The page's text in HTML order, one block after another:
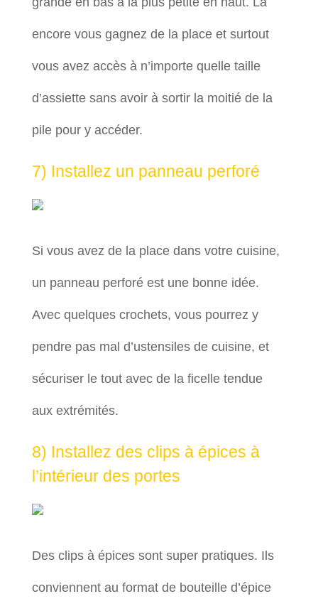
encore vous gagnez de la place et surtout
vous avez accès à n’importe quelle taille
d’assiette sans avoir à sortir la moitié de la
pile pour y accéder.
7) Installez un panneau perforé
Si vous avez de la place dans votre cuisine,
un panneau perforé est une bonne idée.
Avec quelques crochets, vous pourrez y
pendre pas mal d’ustensiles de cuisine, et
sécuriser le tout avec de la ficelle tendue
aux extrémités.
8) Installez des clips à épices à
l’intérieur des portes
Des clips à épices sont super pratiques. Ils
conviennent au format de bouteille d’épice